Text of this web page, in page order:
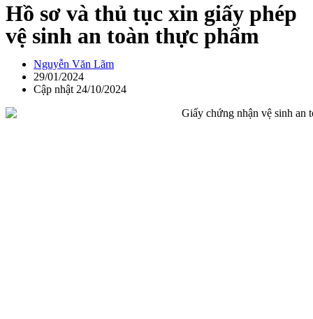
Hồ sơ và thủ tục xin giấy phép
vệ sinh an toàn thực phẩm
Nguyễn Văn Lãm
29/01/2024
Cập nhật 24/10/2024